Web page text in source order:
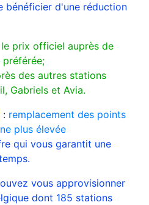
bénéficier d'une réduction
prix officiel auprès de
des autres stations
Gabriels et Avia.
: remplacement des points
plus élevée
qui vous garantit une
vous approvisionner
dont 185 stations